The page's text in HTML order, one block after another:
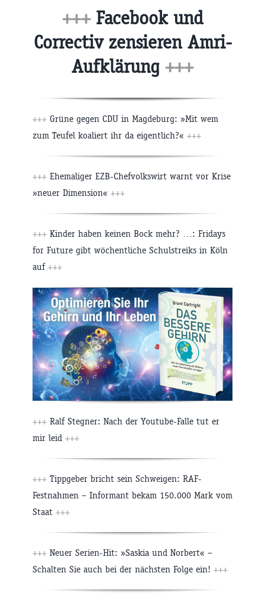
+++Facebook und
Correctiv zensieren Amri-
Aufklärung +++
+++ Grüne gegen CDU in Magdeburg: »Mit wem
zum Teufel koaliert ihr da eigentlich?« +++
+++ Ehemaliger EZB-Chefvolkswirt warnt vor Krise
»neuer Dimension« +++
+++ Kinder haben keinen Bock mehr? …: Fridays
for Future gibt wöchentliche Schulstreiks in Köln
auf +++
+++ Ralf Stegner: Nach der Youtube-Falle tut er
mir leid +++
+++ Tippgeber bricht sein Schweigen: RAF-
Festnahmen – Informant bekam 150.000 Mark vom
Staat +++
+++ Neuer Serien-Hit: »Saskia und Norbert« –
Schalten Sie auch bei der nächsten Folge ein! +++